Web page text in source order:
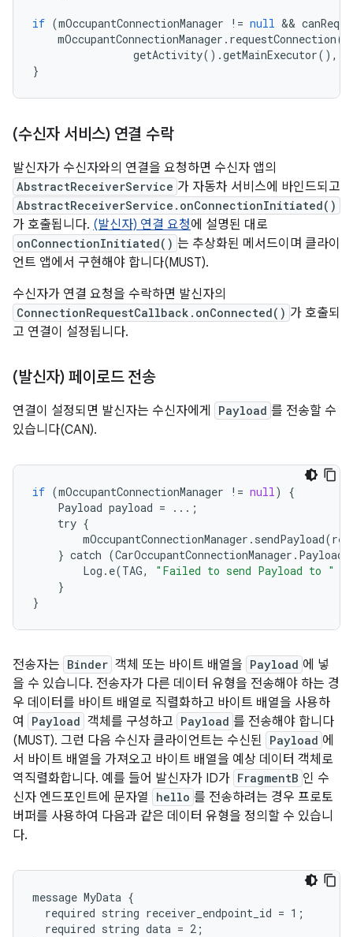
if (mOccupantConnectionManager != null &&
mOccupantConnectionManager . requestConnection(
getActivity().getMainExecutor(),
}
(수신자 서비스) 연결 수락
발신자가 수신자와의 연결을 요청하면 수신자 앱의
AbstractReceiverService 가 자동차 서비스에 바인드되고
AbstractReceiverService.onConnectionInitiated()
가 호출됩니다. (발신자) 연결 요청에 설명된 대로
onConnectionInitiated() 는 추상화된 메서드이며 클라이
언트 앱에서 구현해야 합니다(MUST).
수신자가 연결 요청을 수락하면 발신자의
ConnectionRequestCallback.onConnected() 가 호출되
고 연결이 설정됩니다.
(발신자) 페이로드 전송
연결이 설정되면 발신자는 수신자에게 Payload 를 전송할 수
있습니다(CAN).
if (mOccupantConnectionManager != null)
{
Payload payload = ... ;
try {
mOccupantConnectionManager . sendPayload(
} catch (CarOccupantConnectionManager .
Log . e(TAG, "Failed to send Payload to "
}
}
전송자는 Binder 객체 또는 바이트 배열을 Payload 에 넣
을 수 있습니다. 전송자가 다른 데이터 유형을 전송해야 하는 경
우 데이터를 바이트 배열로 직렬화하고 바이트 배열을 사용하
여
Payload 객체를 구성하고 Payload 를 전송해야 합니다
(MUST). 그런 다음 수신자 클라이언트는 수신된 Payload 에
서 바이트 배열을 가져오고 바이트 배열을 예상 데이터 객체로
역직렬화합니다. 예를 들어 발신자가 ID가 FragmentB 인 수
신자 엔드포인트에 문자열
hello 를 전송하려는 경우 프로토
버퍼를 사용하여 다음과 같은 데이터 유형을 정의할 수 있습니
다.
message MyData {
  required string receiver_endpoint_id = 1;
  required string data = 2;